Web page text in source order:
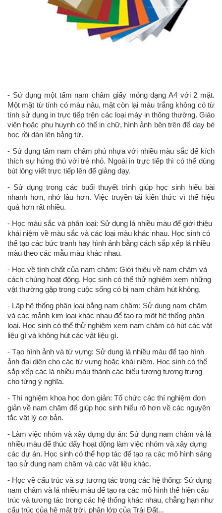
- Sử dụng một tấm nam châm giấy mỏng dạng A4 với 2 mặt.
Một mặt từ tính có màu nâu, mặt còn lại màu trắng không có từ
tính sử dụng in trực tiếp trên các loại máy in thông thường. Giáo
viên hoặc phụ huynh có thể in chữ, hình ảnh bên trên để dạy bé
học rồi dán lên bảng từ.
- Sử dụng tấm nam châm phủ nhựa với nhiều màu sắc để kích
thích sự hứng thú với trẻ nhỏ. Ngoài in trực tiếp thì có thể dùng
bút lông viết trực tiếp lên để giảng dạy.
- Sử dụng trong các buổi thuyết trình giúp học sinh hiểu bài
nhanh hơn, nhớ lâu hơn. Việc truyền tải kiến thức vì thế hiệu
quả hơn rất nhiều.
- Học màu sắc và phân loại: Sử dụng lá nhiều màu để giới thiệu
khái niệm về màu sắc và các loại màu khác nhau. Học sinh có
thể tạo các bức tranh hay hình ảnh bằng cách sắp xếp lá nhiều
màu theo các mẫu màu khác nhau.
- Học về tính chất của nam châm: Giới thiệu về nam châm và
cách chúng hoạt động. Học sinh có thể thử nghiệm xem những
vật thường gặp trong cuộc sống có bị nam châm hút không.
- Lập hệ thống phân loại bằng nam châm: Sử dụng nam châm
và các mảnh kim loại khác nhau để tạo ra một hệ thống phân
loại. Học sinh có thể thử nghiệm xem nam châm có hút các vật
liệu gì và không hút các vật liệu gì.
- Tạo hình ảnh và từ vựng: Sử dụng lá nhiều màu để tạo hình
ảnh đại diện cho các từ vựng hoặc khái niệm. Học sinh có thể
sắp xếp các lá nhiều màu thành các biểu tượng tượng trưng
cho từng ý nghĩa.
- Thí nghiệm khoa học đơn giản: Tổ chức các thí nghiệm đơn
giản về nam châm để giúp học sinh hiểu rõ hơn về các nguyên
tắc vật lý cơ bản.
- Làm việc nhóm và xây dựng dự án: Sử dụng nam châm và lá
nhiều màu để thúc đẩy hoạt động làm việc nhóm và xây dựng
các dự án. Học sinh có thể hợp tác để tạo ra các mô hình sáng
tạo sử dụng nam châm và các vật liệu khác.
- Học về cấu trúc và sự tương tác trong các hệ thống: Sử dụng
nam châm và lá nhiều màu để tạo ra các mô hình thể hiện cấu
trúc và tương tác trong các hệ thống khác nhau, chẳng hạn như
cấu trúc của hệ mặt trời, phân lớp của Trái Đất...